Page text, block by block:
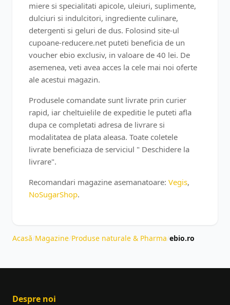
miere si specialitati apicole, uleiuri, suplimente,
dulciuri si indulcitori, ingrediente culinare,
detergenti si geluri de dus. Folosind site-ul
cupoane-reducere.net puteti beneficia de un
voucher ebio exclusiv, in valoare de 40 lei. De
asemenea, veti avea acces la cele mai noi oferte
ale acestui magazin.
Produsele comandate sunt livrate prin curier
rapid, iar cheltuielile de expeditie le puteti afla
dupa ce completati adresa de livrare si
modalitatea de plata aleasa. Toate coletele
livrate beneficiaza de serviciul " Deschidere la
livrare".
Recomandari magazine asemanatoare: Vegis,
NoSugarShop.
Acasă Magazine Produse naturale & Pharma ebio.ro
Despre noi